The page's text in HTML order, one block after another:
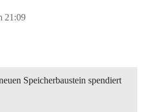
21:09
Speicherbaustein spendiert